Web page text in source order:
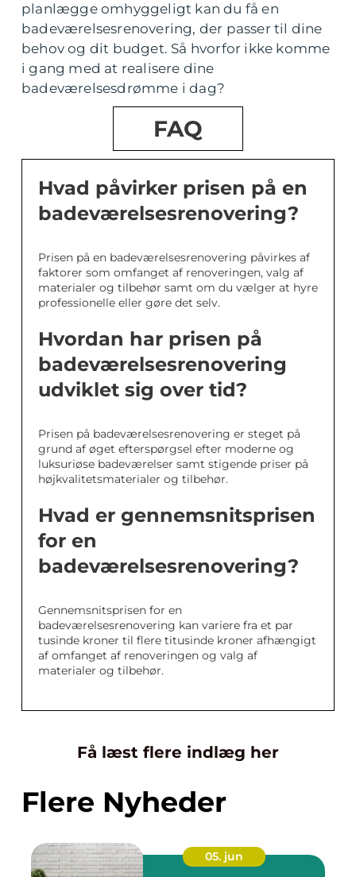
planlægge omhyggeligt kan du få en
badeværelsesrenovering, der passer til dine
behov og dit budget. Så hvorfor ikke komme
i gang med at realisere dine
badeværelsesdrømme i dag?
FAQ
Hvad påvirker prisen på en
badeværelsesrenovering?
Prisen på en badeværelsesrenovering påvirkes af
faktorer som omfanget af renoveringen, valg af
materialer og tilbehør samt om du vælger at hyre
professionelle eller gøre det selv.
Hvordan har prisen på
badeværelsesrenovering
udviklet sig over tid?
Prisen på badeværelsesrenovering er steget på
grund af øget efterspørgsel efter moderne og
luksuriøse badeværelser samt stigende priser på
højkvalitetsmaterialer og tilbehør.
Hvad er gennemsnitsprisen
for en
badeværelsesrenovering?
Gennemsnitsprisen for en
badeværelsesrenovering kan variere fra et par
tusinde kroner til flere titusinde kroner afhængigt
af omfanget af renoveringen og valg af
materialer og tilbehør.
Få læst flere indlæg her
Flere Nyheder
05. jun